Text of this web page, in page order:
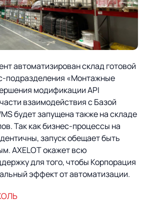
автоматизирован склад готовой
подразделения «Монтажные
модификации API
взаимодействия с Базой
будет запущена также на складе
Так как бизнес-процессы на
запуск обещает быть
AXELOT окажет всю
для того, чтобы Корпорация
эффект от автоматизации.